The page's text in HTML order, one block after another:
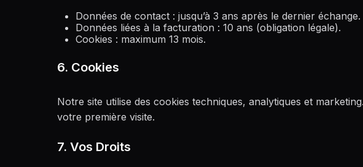
Données de contact : jusqu’à 3 ans après le dernier échange.
Données liées à la facturation : 10 ans (obligation légale).
Cookies : maximum 13 mois.
6. Cookies
Notre site utilise des cookies techniques, analytiques et
votre première visite.
7. Vos Droits